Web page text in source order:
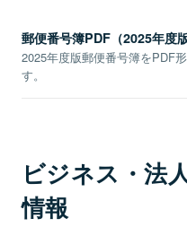
郵便番号簿PDF（2025年度版
2025年度版郵便番号簿をPDF
す。
ビジネス・法
情報